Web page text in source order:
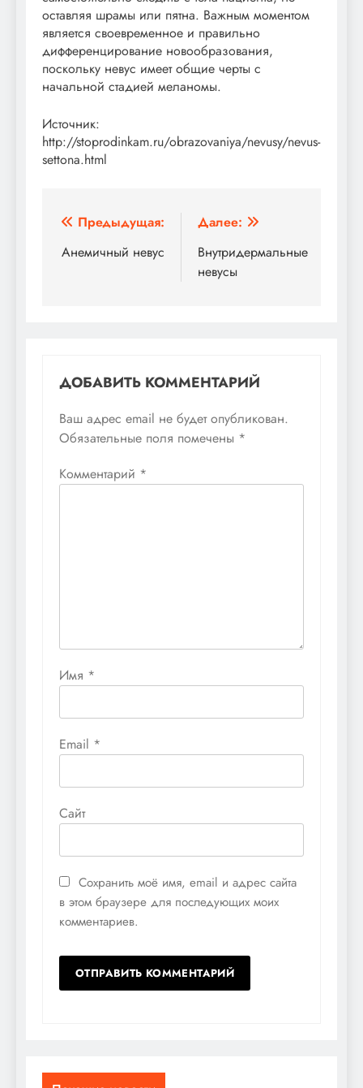
оставляя шрамы или пятна. Важным моментом
является своевременное и правильно
дифференцирование новообразования,
поскольку невус имеет общие черты с
начальной стадией меланомы.
Источник:
http://stoprodinkam.ru/obrazovaniya/nevusy/nevus-
settona.html
Навигация
по
Предыдущая:
Анемичный невус
Далее:
Внутридермальные
невусы
ДОБАВИТЬ КОММЕНТАРИЙ
Ваш адрес email не будет опубликован.
Обязательные поля помечены *
Комментарий *
Имя *
Email *
Сайт
Сохранить моё имя, email и адрес сайта
в этом браузере для последующих моих
комментариев.